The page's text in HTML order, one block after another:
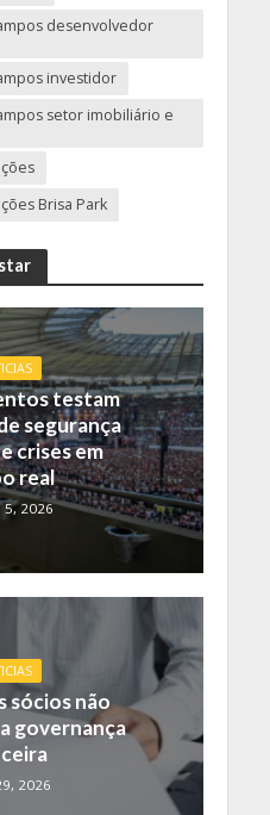
desenvolvedor
investidor
setor imobiliário e
Brisa Park
testam
segurança
crises em
real
5, 2026
sócios não
governança
2026